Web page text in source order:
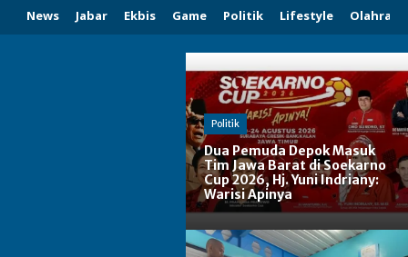
News Jabar Ekbis Game Politik Lifestyle Olahraga
Politik
Dua Pemuda Depok Masuk
Tim Jawa Barat di Soekarno
Cup 2026, Hj. Yuni Indriany:
Warisi Apinya